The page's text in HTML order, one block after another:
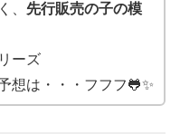
、 先行販売の子の模
ーズ
想は・・・フフフ🐸✨